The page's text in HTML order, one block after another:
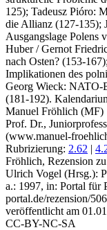
125); Tadeusz Pióro:
die Allianz (127-135);
Ausgangslage
Huber / Gernot
nach Osten? (153-
Implikationen des
Georg Wieck: NATO-
(181-192).
Manuel Fröhlich (MF)
Prof. Dr.,
(www.manuel-
Rubrizierung: 2.62 |
Fröhlich, Rezension
Ulrich Vogel (Hrsg.):
a.: 1997, in: Portal für
portal.de/rezension/
veröffentlicht am
CC-BY-NC-SA